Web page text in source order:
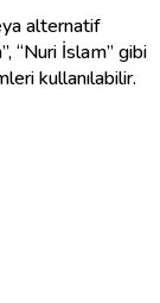
alternatif
“Nuri İslam” gibi
kullanılabilir.